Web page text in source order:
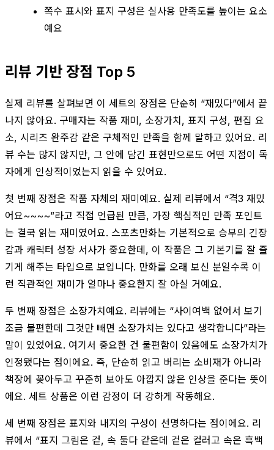
쪽수 표시와 표지 구성은 실사용 만족도를 높이는 요소
예요
리뷰 기반 장점 Top 5
실제 리뷰를 살펴보면 이 세트의 장점은 단순히 “재밌다”에서 끝
나지 않아요. 구매자는 작품 재미, 소장가치, 표지 구성, 편집 요
소, 시리즈 완주감 같은 구체적인 만족을 함께 말하고 있어요. 리
뷰 수는 많지 않지만, 그 안에 담긴 표현만으로도 어떤 지점이 독
자에게 인상적이었는지 읽을 수 있어요.
첫 번째 장점은 작품 자체의 재미예요. 실제 리뷰에서 “격3 재밌
어요~~~~”라고 직접 언급된 만큼, 가장 핵심적인 만족 포인트
는 결국 읽는 재미였어요. 스포츠만화는 기본적으로 승부의 긴장
감과 캐릭터 성장 서사가 중요한데, 이 작품은 그 기본기를 잘 즐
기게 해주는 타입으로 보입니다. 만화를 오래 보신 분일수록 이
런 직관적인 재미가 얼마나 중요한지 잘 아실 거예요.
두 번째 장점은 소장가치예요. 리뷰에는 “사이여백 없어서 보기
조금 불편한데 그것만 빼면 소장가치는 있다고 생각합니다”라는
말이 있었어요. 여기서 중요한 건 불편함이 있음에도 소장가치가
인정됐다는 점이에요. 즉, 단순히 읽고 버리는 소비재가 아니라
책장에 꽂아두고 꾸준히 보아도 아깝지 않은 인상을 준다는 뜻이
에요. 세트 상품은 이런 감정이 더 강하게 작동해요.
세 번째 장점은 표지와 내지의 구성이 선명하다는 점이에요. 리
뷰에서 “표지 그림은 겉, 속 둘다 같은데 겉은 컬러고 속은 흑백